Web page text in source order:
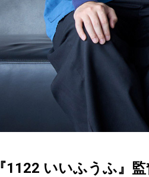
『1122 いいふうふ』